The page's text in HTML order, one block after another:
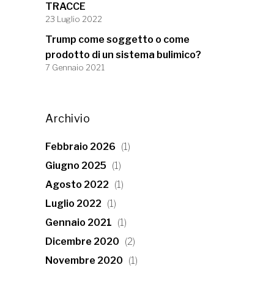
TRACCE
23 Luglio 2022
Trump come soggetto o come
prodotto di un sistema bulimico?
7 Gennaio 2021
Archivio
Febbraio 2026 (1)
Giugno 2025 (1)
Agosto 2022 (1)
Luglio 2022 (1)
Gennaio 2021 (1)
Dicembre 2020 (2)
Novembre 2020 (1)